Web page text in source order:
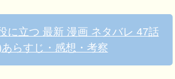
に立つ 最新 漫画 ネタバレ 47話
らすじ・感想・考察